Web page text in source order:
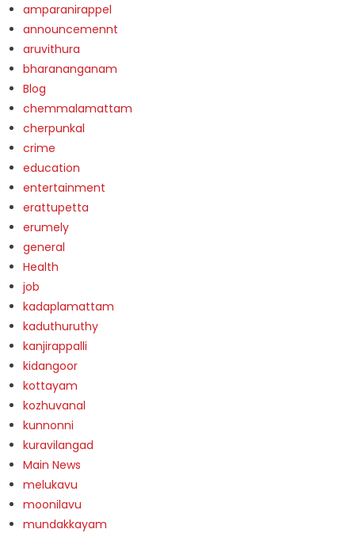
amparanirappel
announcemennt
aruvithura
bharananganam
Blog
chemmalamattam
cherpunkal
crime
education
entertainment
erattupetta
erumely
general
Health
job
kadaplamattam
kaduthuruthy
kanjirappalli
kidangoor
kottayam
kozhuvanal
kunnonni
kuravilangad
Main News
melukavu
moonilavu
mundakkayam